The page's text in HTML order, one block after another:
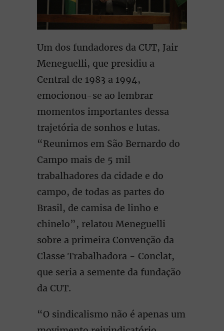
Um dos fundadores da CUT, Jair
Meneguelli, que presidiu a
Central de 1983 a 1994,
emocionou-se ao lembrar
momentos importantes dessa
trajetória de sonhos e lutas.
“Reunimos em São Bernardo do
Campo mais de 5 mil
trabalhadores da cidade e do
campo, de todas as partes do
Brasil, de camisa de linho e
chinelo”, relatou Meneguelli
sobre a primeira Convenção da
Classe Trabalhadora - Conclat,
que seria a semente da fundação
da CUT.
“O sindicalismo não é apenas um